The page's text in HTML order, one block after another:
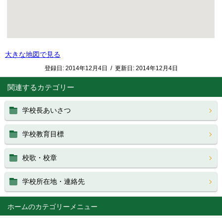
ホーム
大きな地図で見る
登録日: 2014年12月4日 / 更新日: 2014年12月4日
関連するカテゴリー
学校長あいさつ
学校教育目標
校歌・校章
学校所在地・連絡先